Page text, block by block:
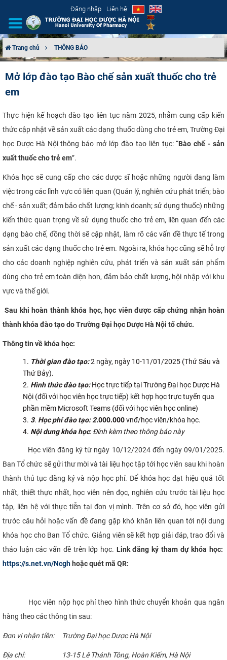
Đăng nhập Liên hệ
CƠ CẤU TỔ CHỨC
TUYỂN SINH
ĐÀO TẠO
KHOA HỌC CÔNG NGHỆ
HTQT
CỰU NGƯỜI HỌC
Trang chủ THÔNG BÁO
Mở lớp đào tạo Bào chế sản xuất thuốc cho trẻ
em
Thực hiện kế hoạch đào tạo liên tục năm 2025, nhằm cung cấp kiến
thức cập nhật về sản xuất các dạng thuốc dùng cho trẻ em, Trường Đại
học Dược Hà Nội thông báo mở lớp đào tạo liên tục: “Bào chế - sản
xuất thuốc cho trẻ em”.
Khóa học sẽ cung cấp cho các dược sĩ hoặc những người đang làm
việc trong các lĩnh vực có liên quan (Quản lý, nghiên cứu phát triển; bào
chế - sản xuất; đảm bảo chất lượng; kinh doanh; sử dụng thuốc) những
kiến thức quan trọng về sử dụng thuốc cho trẻ em, liên quan đến các
dạng bào chế, đồng thời sẽ cập nhật, làm rõ các vấn đề thực tế trong
sản xuất các dạng thuốc cho trẻ em. Ngoài ra, khóa học cũng sẽ hỗ trợ
cho các doanh nghiệp nghiên cứu, phát triển và sản xuất sản phẩm
dùng cho trẻ em toàn diện hơn, đảm bảo chất lượng, hội nhập với khu
vực và thế giới.
Sau khi hoàn thành khóa học, học viên được cấp chứng nhận hoàn
thành khóa đào tạo do Trường Đại học Dược Hà Nội tổ chức.
Thông tin về khóa học:
Thời gian đào tạo:2 ngày, ngày 10-11/01/2025 (Thứ Sáu và
Thứ Bảy).
Hình thức đào tạo:Học trực tiếp tại Trường Đại học Dược Hà
Nội (đối với học viên học trực tiếp) kết hợp học trực tuyến qua
phần mềm Microsoft Teams (đối với học viên học online)
3. Học phí đào tạo: 2.000.000vnđ/học viên/khóa học.
Nội dung khóa học: Đính kèm theo thông báo này
Học viên đăng ký từ ngày 10/12/2024 đến ngày 09/01/2025.
Ban Tổ chức sẽ gửi thư mời và tài liệu học tập tới học viên sau khi hoàn
thành thủ tục đăng ký và nộp học phí. Để khóa học đạt hiệu quả tốt
nhất, thiết thực nhất, học viên nên đọc, nghiên cứu trước tài liệu học
tập, liên hệ với thực tiễn tại đơn vị mình. Trên cơ sở đó, học viên gửi
trước câu hỏi hoặc vấn đề đang gặp khó khăn liên quan tới nội dung
khóa học cho Ban Tổ chức. Giảng viên sẽ kết hợp giải đáp, trao đổi và
thảo luận các vấn đề trên lớp học. Link đăng ký tham dự khóa học:
https://s.net.vn/Ncghhoặc quét mã QR:
Học viên nộp học phí theo hình thức chuyển khoản qua ngân
hàng theo các thông tin sau:
Đơn vị nhận tiền: Trường Đại học Dược Hà Nội
Địa chỉ: 13-15 Lê Thánh Tông, Hoàn Kiếm, Hà Nội